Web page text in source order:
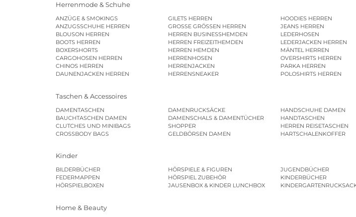
Herrenmode & Schuhe
ANZÜGE & SMOKINGS
ANZUGSSCHUHE HERREN
BLOUSON HERREN
BOOTS HERREN
BOXERSHORTS
CARGOHOSEN HERREN
CHINOS HERREN
DAUNENJACKEN HERREN
GILETS HERREN
GROSSE GRÖSSEN HERREN
HERREN BUSINESSHEMDEN
HERREN FREIZEITHEMDEN
HERREN HEMDEN
HERRENHOSEN
HERRENJACKEN
HERRENSNEAKER
HOODIES HERREN
JEANS HERREN
LEDERHOSEN
LEDERJACKEN HERREN
MÄNTEL HERREN
OVERSHIRTS HERREN
PARKA HERREN
POLOSHIRTS HERREN
Taschen & Accessoires
DAMENTASCHEN
BAUCHTASCHEN DAMEN
CLUTCHES UND MINIBAGS
CROSSBODY BAGS
DAMENRUCKSÄCKE
DAMENSCHALS & DAMENTÜCHER
SHOPPER
GELDBÖRSEN DAMEN
HANDSCHUHE DAMEN
HANDTASCHEN
HERREN REISETASCHEN
HARTSCHALENKOFFER
Kinder
BILDERBÜCHER
FEDERMAPPEN
HÖRSPIELBOXEN
HÖRSPIELE & FIGUREN
HÖRSPIEL ZUBEHÖR
JAUSENBOX & KINDER LUNCHBOX
JUGENDBÜCHER
KINDERBÜCHER
Home & Beauty